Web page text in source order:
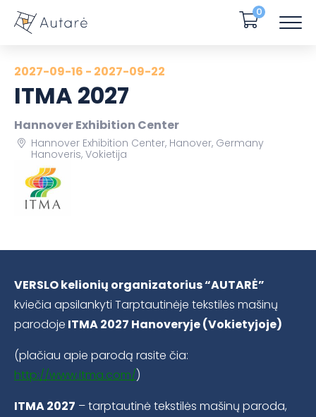
0
2027-09-16 - 2027-09-22
ITMA 2027
Hannover Exhibition Center
Hannover Exhibition Center, Hanover, Germany
Hanoveris, Vokietija
VERSLO kelionių organizatorius “AUTARĖ”
kviečia apsilankyti Tarptautinėje tekstilės mašinų
parodoje ITMA 2027 Hanoveryje (Vokietyjoje)
(plačiau apie parodą rasite čia:
http://www.itma.com/)
ITMA 2027 – tarptautinė tekstilės mašinų paroda,